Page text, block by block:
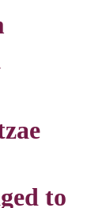
to